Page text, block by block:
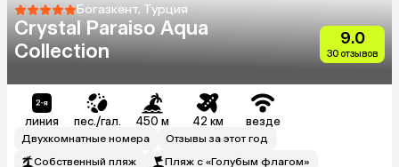
Богазкент, Турция
Crystal Paraiso Aqua
Collection
9.0
30 отзывов
линия пес./гал. 450 м 42 км везде
Двухкомнатные номера
Отзывы за этот год
Собственный пляж
Пляж с «Голубым флагом»